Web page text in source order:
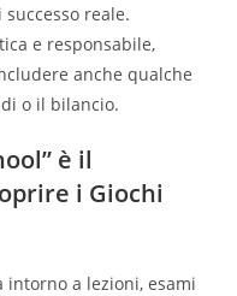
reale.
e responsabile,
anche qualche
o il bilancio.
è il
i Giochi
a lezioni, esami